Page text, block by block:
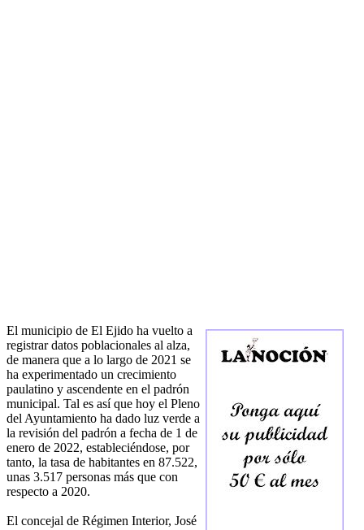
El municipio de El Ejido ha vuelto a
registrar datos poblacionales al alza,
de manera que a lo largo de 2021 se
ha experimentado un crecimiento
paulatino y ascendente en el padrón
municipal. Tal es así que hoy el Pleno
del Ayuntamiento ha dado luz verde a
la revisión del padrón a fecha de 1 de
enero de 2022, estableciéndose, por
tanto, la tasa de habitantes en 87.522,
unas 3.517 personas más que con
respecto a 2020.
El concejal de Régimen Interior, José